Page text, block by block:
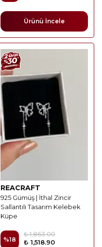
Ürünü İncele
REACRAFT
925 Gümüş | İthal Zincir
Sallantılı Tasarım Kelebek
Küpe
%18
₺ 1,863.00
₺ 1,518.90